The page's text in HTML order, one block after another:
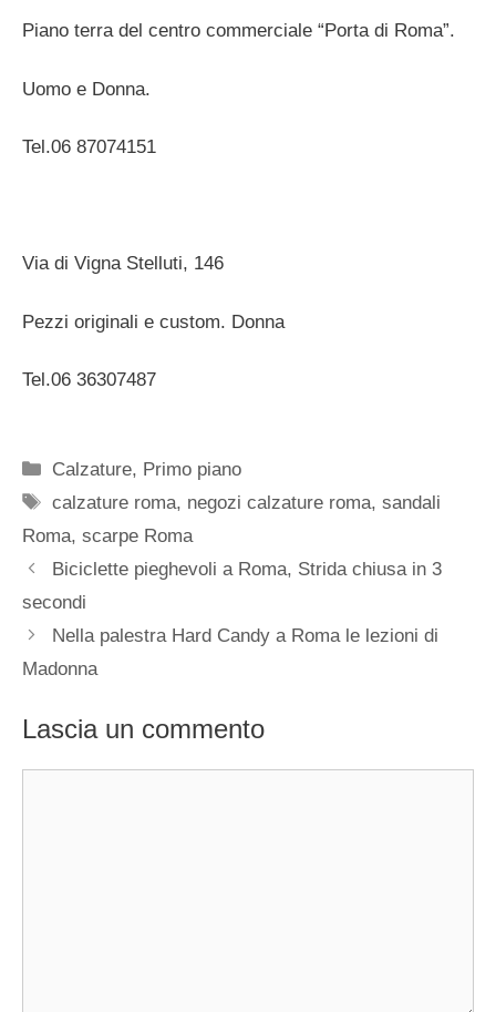
Piano terra del centro commerciale “Porta di Roma”.
Uomo e Donna.
Tel.06 87074151
Via di Vigna Stelluti, 146
Pezzi originali e custom. Donna
Tel.06 36307487
Categorie
Calzature, Primo piano
Tag
calzature roma, negozi calzature roma,sandali
Roma, scarpe Roma
Biciclette pieghevoli a Roma, Strida chiusa in 3
secondi
Nella palestra Hard Candy a Roma le lezioni di
Madonna
Lascia un commento